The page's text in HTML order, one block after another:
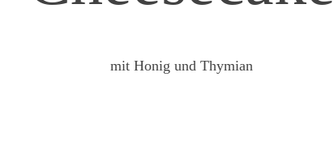
mit Honig und Thymian